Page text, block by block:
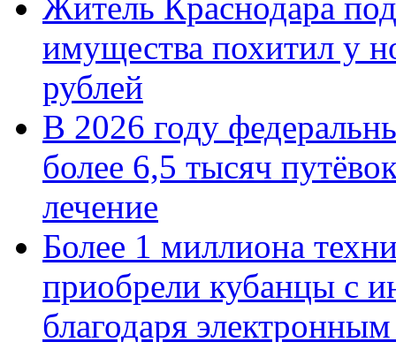
имущества похитил у
рублей
В 2026 году
более 6,5 тысяч
лечение
Более 1 миллиона
приобрели кубанцы с
благодаря